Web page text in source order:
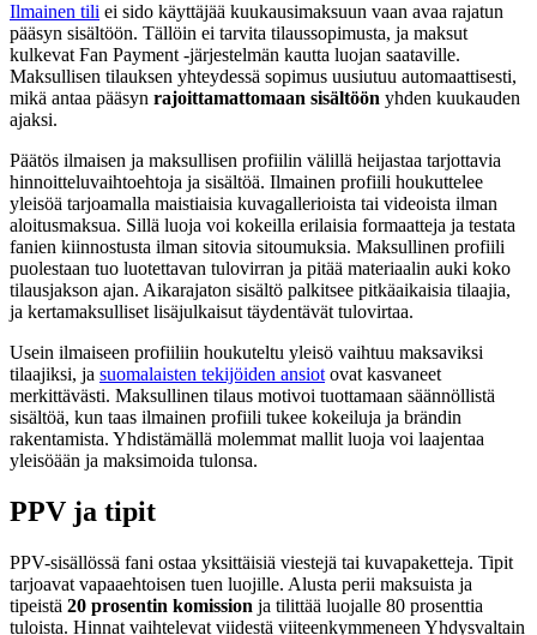
Ilmainen tili ei sido käyttäjää kuukausimaksuun vaan avaa rajatun
pääsyn sisältöön. Tällöin ei tarvita tilaussopimusta, ja maksut
kulkevat Fan Payment -järjestelmän kautta luojan saataville.
Maksullisen tilauksen yhteydessä sopimus uusiutuu automaattisesti,
mikä antaa pääsyn rajoittamattomaan sisältöön yhden kuukauden
ajaksi.
Päätös ilmaisen ja maksullisen profiilin välillä heijastaa tarjottavia
hinnoitteluvaihtoehtoja ja sisältöä. Ilmainen profiili houkuttelee
yleisöä tarjoamalla maistiaisia kuvagallerioista tai videoista ilman
aloitusmaksua. Sillä luoja voi kokeilla erilaisia formaatteja ja testata
fanien kiinnostusta ilman sitovia sitoumuksia. Maksullinen profiili
puolestaan tuo luotettavan tulovirran ja pitää materiaalin auki koko
tilausjakson ajan. Aikarajaton sisältö palkitsee pitkäaikaisia tilaajia,
ja kertamaksulliset lisäjulkaisut täydentävät tulovirtaa.
Usein ilmaiseen profiiliin houkuteltu yleisö vaihtuu maksaviksi
tilaajiksi, ja suomalaisten tekijöiden ansiot ovat kasvaneet
merkittävästi. Maksullinen tilaus motivoi tuottamaan säännöllistä
sisältöä, kun taas ilmainen profiili tukee kokeiluja ja brändin
rakentamista. Yhdistämällä molemmat mallit luoja voi laajentaa
yleisöään ja maksimoida tulonsa.
PPV ja tipit
PPV-sisällössä fani ostaa yksittäisiä viestejä tai kuvapaketteja. Tipit
tarjoavat vapaaehtoisen tuen luojille. Alusta perii maksuista ja
tipeistä 20 prosentin komission ja tilittää luojalle 80 prosenttia
tuloista. Hinnat vaihtelevat viidestä viiteenkymmeneen Yhdysvaltain